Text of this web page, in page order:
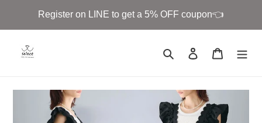
content
Register on LINE to get a 5% OFF coupon👈
Search Log in Cart